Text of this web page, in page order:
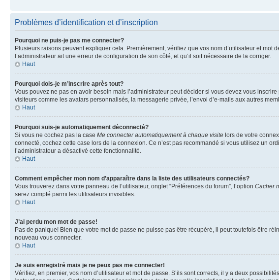
Problèmes d’identification et d’inscription
Pourquoi ne puis-je pas me connecter?
Plusieurs raisons peuvent expliquer cela. Premièrement, vérifiez que vos nom d’utilisateur et mot
l’administrateur ait une erreur de configuration de son côté, et qu’il soit nécessaire de la corriger.
Haut
Pourquoi dois-je m’inscrire après tout?
Vous pouvez ne pas en avoir besoin mais l’administrateur peut décider si vous devez vous
visiteurs comme les avatars personnalisés, la messagerie privée, l’envoi d’e-mails aux autres
Haut
Pourquoi suis-je automatiquement déconnecté?
Si vous ne cochez pas la case Me connecter automatiquement à chaque visite lors de votre
connecté, cochez cette case lors de la connexion. Ce n’est pas recommandé si vous utilisez un
l’administrateur a désactivé cette fonctionnalité.
Haut
Comment empêcher mon nom d’apparaître dans la liste des utilisateurs connectés?
Vous trouverez dans votre panneau de l’utilisateur, onglet “Préférences du forum”, l’option Cacher
serez compté parmi les utilisateurs invisibles.
Haut
J’ai perdu mon mot de passe!
Pas de panique! Bien que votre mot de passe ne puisse pas être récupéré, il peut toutefois être
nouveau vous connecter.
Haut
Je suis enregistré mais je ne peux pas me connecter!
Vérifiez, en premier, vos nom d’utilisateur et mot de passe. S’ils sont corrects, il y a deux